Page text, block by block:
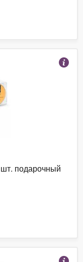
подарочный